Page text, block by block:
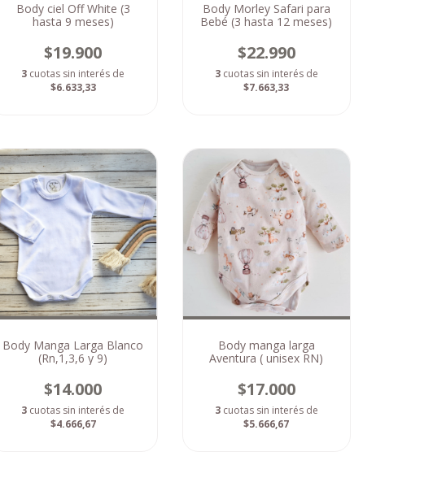
Body ciel Off White (3
hasta 9 meses)
$19.900
3 cuotas sin interés de
$6.633,33
Body Morley Safari para
Bebé (3 hasta 12 meses)
$22.990
3 cuotas sin interés de
$7.663,33
Body Manga Larga Blanco
(Rn,1,3,6 y 9)
$14.000
3 cuotas sin interés de
$4.666,67
Body manga larga
Aventura ( unisex RN)
$17.000
3 cuotas sin interés de
$5.666,67